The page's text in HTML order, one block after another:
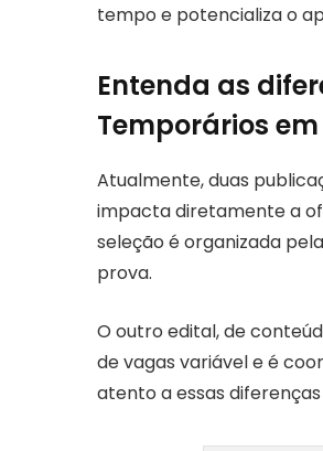
tempo e potencializa o
Entenda as
Temporários em
Atualmente, duas
impacta diretamente a
seleção é organizada
prova.
O outro edital, de
de vagas variável e é
atento a essas